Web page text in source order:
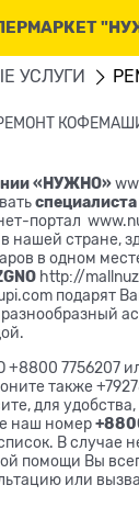
УСЛУГИ
«НУЖНО»
портал
нашей стране,
в одном
O http://
подарят
7756207
также
для
наш номер
В случае
помощи Вы
или